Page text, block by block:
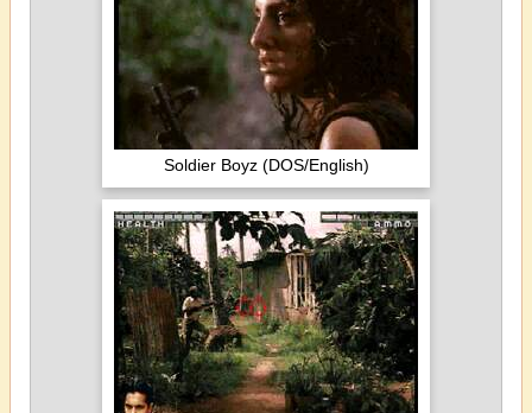
Soldier Boyz (DOS/English)